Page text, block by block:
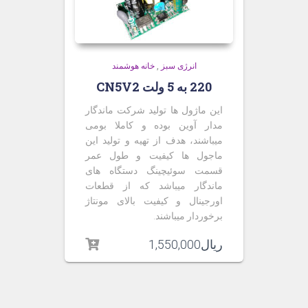
انرژی سبز ,خانه هوشمند
220 به 5 ولت CN5V2
این ماژول ها تولید شرکت ماندگار
مدار آوین بوده و کاملا بومی
میباشند، هدف از تهیه و تولید این
ماجول ها کیفیت و طول عمر
قسمت سوئیچینگ دستگاه های
ماندگار میباشد که از قطعات
اورجینال و کیفیت بالای مونتاژ
برخوردار میباشند
ریال1,550,000